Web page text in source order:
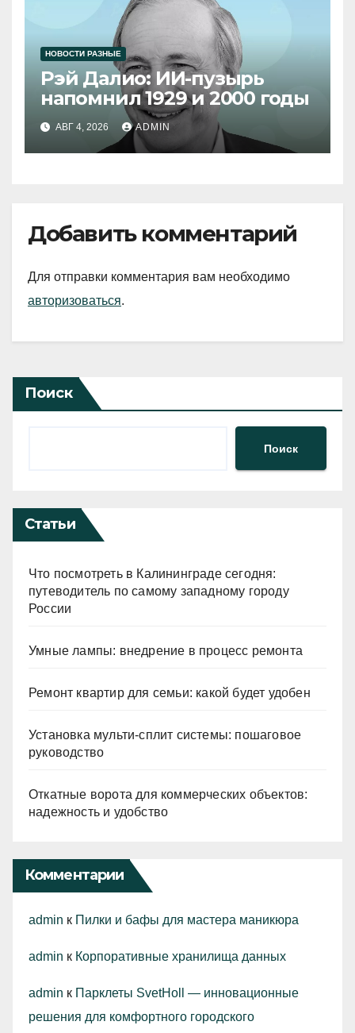
НОВОСТИ РАЗНЫЕ
Рэй Далио: ИИ-пузырь
напомнил 1929 и 2000 годы
АВГ 4, 2026 ADMIN
Добавить комментарий
Для отправки комментария вам необходимо
авторизоваться.
Поиск
Поиск
Статьи
Что посмотреть в Калининграде сегодня:
путеводитель по самому западному городу
России
Умные лампы: внедрение в процесс ремонта
Ремонт квартир для семьи: какой будет удобен
Установка мульти-сплит системы: пошаговое
руководство
Откатные ворота для коммерческих объектов:
надежность и удобство
Комментарии
admin к Пилки и бафы для мастера маникюра
admin к Корпоративные хранилища данных
admin к Парклеты SvetHoll — инновационные
решения для комфортного городского